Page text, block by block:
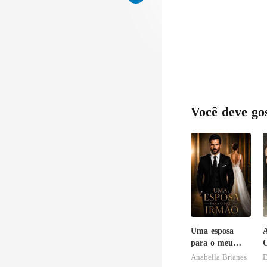
Você deve
Uma esposa
para o meu
irmão
Anabella Brianes